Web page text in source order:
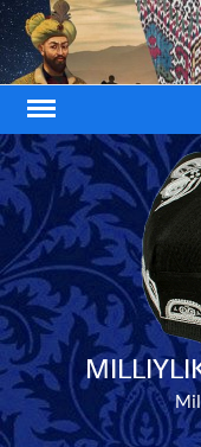
Skip
to
content